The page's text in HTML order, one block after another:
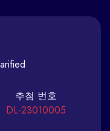
추첨 번호
DL-23010005